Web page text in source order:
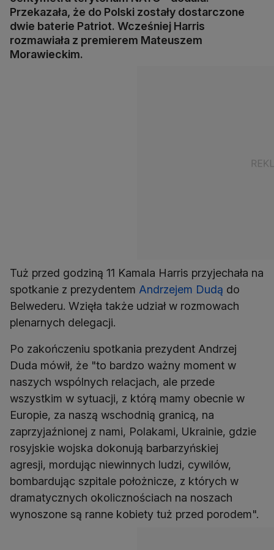
Przekazała, że do Polski zostały dostarczone
dwie baterie Patriot. Wcześniej Harris
rozmawiała z premierem Mateuszem
Morawieckim.
Tuż przed godziną 11 Kamala Harris przyjechała na
spotkanie z prezydentem Andrzejem Dudą do
Belwederu. Wzięła także udział w rozmowach
plenarnych delegacji.
Po zakończeniu spotkania prezydent Andrzej
Duda mówił, że "to bardzo ważny moment w
naszych wspólnych relacjach, ale przede
wszystkim w sytuacji, z którą mamy obecnie w
Europie, za naszą wschodnią granicą, na
zaprzyjaźnionej z nami, Polakami, Ukrainie, gdzie
rosyjskie wojska dokonują barbarzyńskiej
agresji, mordując niewinnych ludzi, cywilów,
bombardując szpitale położnicze, z których w
dramatycznych okolicznościach na noszach
wynoszone są ranne kobiety tuż przed porodem".